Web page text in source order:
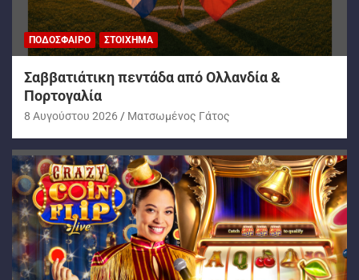
ΠΟΔΌΣΦΑΙΡΟ ΣΤΟΊΧΗΜΑ
Σαββατιάτικη πεντάδα από Ολλανδία &
Πορτογαλία
8 Αυγούστου 2026 Ματσωμένος Γάτος